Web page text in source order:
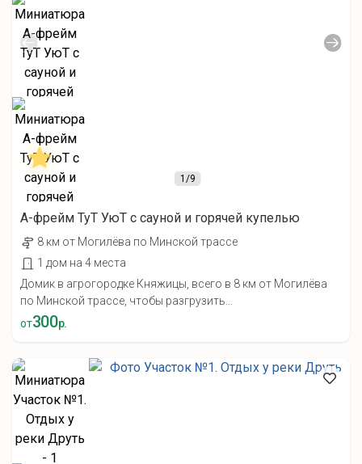
1 /9
А-фрейм ТуТ УюТ с сауной и горячей купелью
8 км от Могилёва по Минской трассе
1 дом на 4 места
Домик в агрогородке Княжицы, всего в 8 км от Могилёва
по Минской трассе, чтобы разгрузить...
от300р.